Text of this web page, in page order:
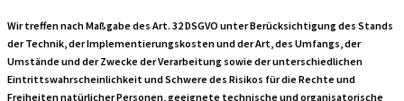
Wir treffen nach Maßgabe des Art. 32 DSGVO unter Berücksichtigung des Stands
der Technik, der Implementierungskosten und der Art, des Umfangs, der
Umstände und der Zwecke der Verarbeitung sowie der unterschiedlichen
Eintrittswahrscheinlichkeit und Schwere des Risikos für die Rechte und
Freiheiten natürlicher Personen, geeignete technische und organisatorische